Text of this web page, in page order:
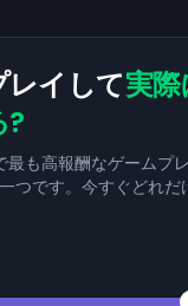
イして実際
?
も高報酬なゲームプ
つです。今すぐどれだ